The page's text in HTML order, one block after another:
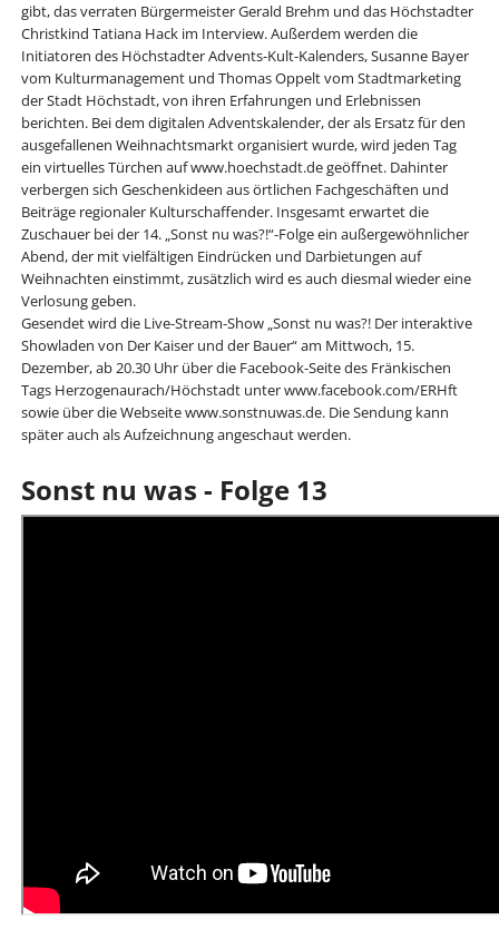
gibt, das verraten Bürgermeister Gerald Brehm und das Höchstadter
Christkind Tatiana Hack im Interview. Außerdem werden die
Initiatoren des Höchstadter Advents-Kult-Kalenders, Susanne Bayer
vom Kulturmanagement und Thomas Oppelt vom Stadtmarketing
der Stadt Höchstadt, von ihren Erfahrungen und Erlebnissen
berichten. Bei dem digitalen Adventskalender, der als Ersatz für den
ausgefallenen Weihnachtsmarkt organisiert wurde, wird jeden Tag
ein virtuelles Türchen auf www.hoechstadt.de geöffnet. Dahinter
verbergen sich Geschenkideen aus örtlichen Fachgeschäften und
Beiträge regionaler Kulturschaffender. Insgesamt erwartet die
Zuschauer bei der 14. „Sonst nu was?!“-Folge ein außergewöhnlicher
Abend, der mit vielfältigen Eindrücken und Darbietungen auf
Weihnachten einstimmt, zusätzlich wird es auch diesmal wieder eine
Verlosung geben.
Gesendet wird die Live-Stream-Show „Sonst nu was?! Der interaktive
Showladen von Der Kaiser und der Bauer“ am Mittwoch, 15.
Dezember, ab 20.30 Uhr über die Facebook-Seite des Fränkischen
Tags Herzogenaurach/Höchstadt unter www.facebook.com/ERHft
sowie über die Webseite www.sonstnuwas.de. Die Sendung kann
später auch als Aufzeichnung angeschaut werden.
Sonst nu was - Folge 13